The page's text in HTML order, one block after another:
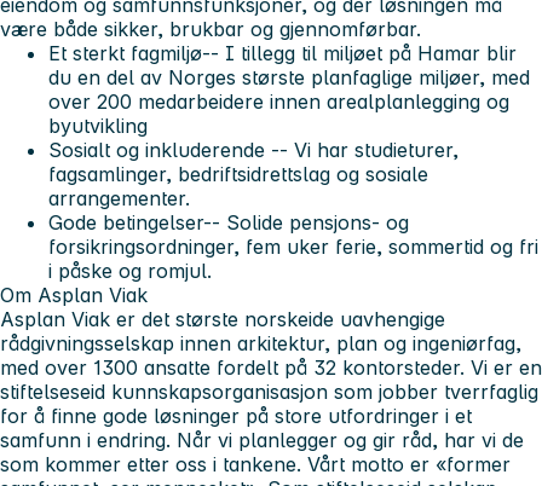
være både sikker, brukbar og gjennomførbar.
Et sterkt fagmiljø-- I tillegg til miljøet på Hamar blir
du en del av Norges største planfaglige miljøer, med
over 200 medarbeidere innen arealplanlegging og
byutvikling
Sosialt og inkluderende -- Vi har studieturer,
fagsamlinger, bedriftsidrettslag og sosiale
arrangementer.
Gode betingelser-- Solide pensjons- og
forsikringsordninger, fem uker ferie, sommertid og fri
i påske og romjul.
Om Asplan Viak
Asplan Viak er det største norskeide uavhengige
rådgivningsselskap innen arkitektur, plan og ingeniørfag,
med over 1300 ansatte fordelt på 32 kontorsteder. Vi er en
stiftelseseid kunnskapsorganisasjon som jobber tverrfaglig
for å finne gode løsninger på store utfordringer i et
samfunn i endring. Når vi planlegger og gir råd, har vi de
som kommer etter oss i tankene. Vårt motto er «former